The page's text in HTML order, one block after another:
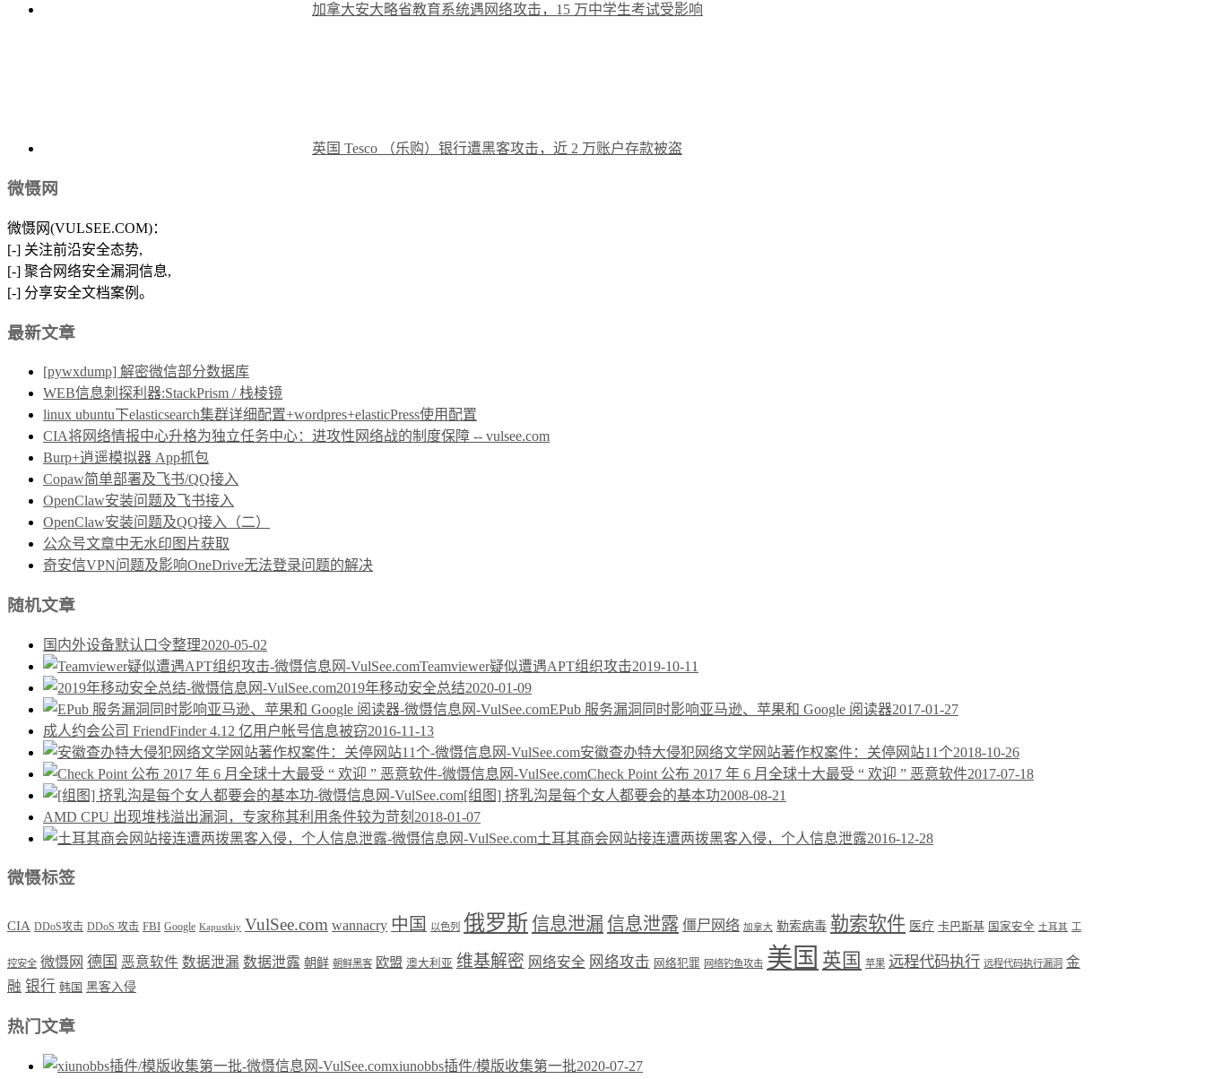
加拿大安大略省教育系统遇网络攻击，15 万中学生考试受影响
英国 Tesco （乐购）银行遭黑客攻击，近 2 万账户存款被盗
微慑网
微慑网(VULSEE.COM)：
[-] 关注前沿安全态势,
[-] 聚合网络安全漏洞信息,
[-] 分享安全文档案例。
最新文章
[pywxdump] 解密微信部分数据库
WEB信息刺探利器:StackPrism / 栈棱镜
linux ubuntu下elasticsearch集群详细配置+wordpres+elasticPress使用配置
CIA将网络情报中心升格为独立任务中心：进攻性网络战的制度保障 -- vulsee.com
Burp+逍遥模拟器 App抓包
Copaw简单部署及飞书/QQ接入
OpenClaw安装问题及飞书接入
OpenClaw安装问题及QQ接入（二）
公众号文章中无水印图片获取
奇安信VPN问题及影响OneDrive无法登录问题的解决
随机文章
国内外设备默认口令整理2020-05-02
Teamviewer疑似遭遇APT组织攻击2019-10-11
2019年移动安全总结2020-01-09
EPub 服务漏洞同时影响亚马逊、苹果和 Google 阅读器2017-01-27
成人约会公司 FriendFinder 4.12 亿用户帐号信息被窃2016-11-13
安徽查办特大侵犯网络文学网站著作权案件：关停网站11个2018-10-26
Check Point 公布 2017 年 6 月全球十大最受 “ 欢迎 ” 恶意软件2017-07-18
[组图] 挤乳沟是每个女人都要会的基本功2008-08-21
AMD CPU 出现堆栈溢出漏洞，专家称其利用条件较为苛刻 2018-01-07
土耳其商会网站接连遭两拨黑客入侵，个人信息泄露2016-12-28
微慑标签
CIA DDoS攻击 DDoS 攻击 FBI Google Kapustkiy VulSee.com wannacry 中国 以色列 俄罗斯信息泄漏信息泄露 僵尸网络 加拿大 勒索病毒 勒索软件 医疗 卡巴斯基 国家安全 土耳其 工
控安全 微慑网 德国 恶意软件 数据泄漏 数据泄露 朝鲜 朝鲜黑客 欧盟 澳大利亚 维基解密 网络安全 网络攻击 网络犯罪 网络钓鱼攻击 美国 英国 苹果 远程代码执行 远程代码执行漏洞 金
融 银行 韩国 黑客入侵
热门文章
xiunobbs插件/模版收集第一批2020-07-27